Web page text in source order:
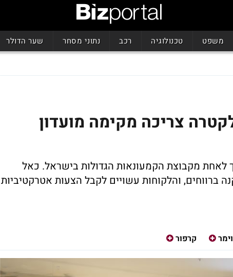
משפט טכנולוגיה רכב נתוני מסחר שער הדולר
צריכה מקימה מועדון
מקבוצת הקמעונאות הגדולות בישראל. כאל
והלקוחות עשויים לקבל הצעות אטרקטיביות
קרפור